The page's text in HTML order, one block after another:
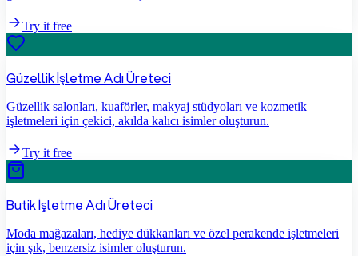
Try it free
Güzellik İşletme Adı Üreteci
Güzellik salonları, kuaförler, makyaj stüdyoları ve kozmetik
işletmeleri için çekici, akılda kalıcı isimler oluşturun.
Try it free
Butik İşletme Adı Üreteci
Moda mağazaları, hediye dükkanları ve özel perakende işletmeleri
için şık, benzersiz isimler oluşturun.